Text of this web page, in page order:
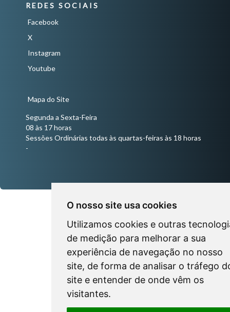
O nosso site usa cookies
Utilizamos cookies e outras
de medição para melhorar a sua
experiência de navegação no nosso
site, de forma de analisar o tráfego
site e entender de onde vêm os
visitantes.
REDES SOCIAIS
Facebook
X
Instagram
Youtube
Mapa do Site
Segunda a Sexta-Feira
08 às 17 horas
Sessões Ordinárias todas às quartas-feiras às 18 horas
-